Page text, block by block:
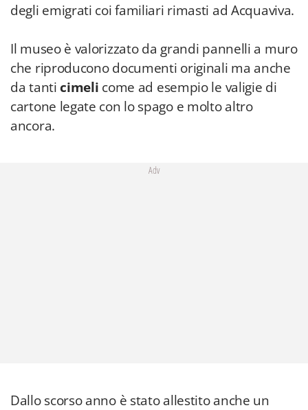
degli emigrati coi familiari rimasti ad Acquaviva.
Il museo è valorizzato da grandi pannelli a muro
che riproducono documenti originali ma anche
da tanti cimeli come ad esempio le valigie di
cartone legate con lo spago e molto altro
ancora.
Adv
Dallo scorso anno è stato allestito anche un